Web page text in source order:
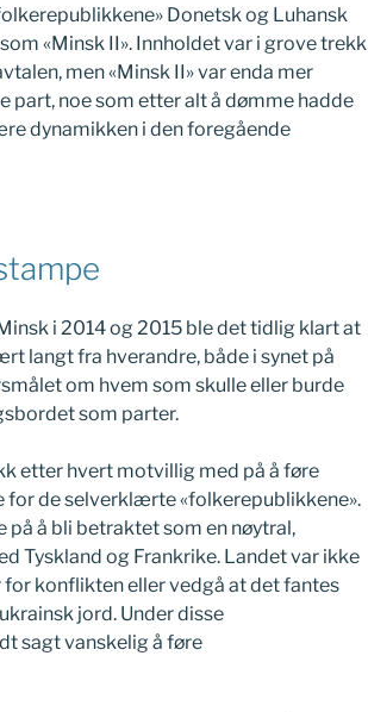
Donetsk og Luhansk
«Minsk II». Innholdet var i grove trekk
men «Minsk II» var enda mer
part, noe som etter alt å dømme hadde
dynamikken i den foregående
i 2014 og 2015 ble det tidlig klart at
langt fra hverandre, både i synet på
om hvem som skulle eller burde
som parter.
etter hvert motvillig med på å føre
for de selverklærte «folkerepublikkene».
på å bli betraktet som en nøytral,
Tyskland og Frankrike. Landet var ikke
for konflikten eller vedgå at det fantes
jord. Under disse
sagt vanskelig å føre